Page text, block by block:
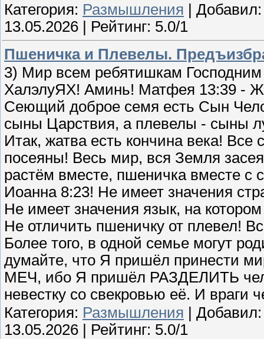
Категория: Размышления |
13.05.2026 | Рейтинг: 5.0/1
Пшеничка и Плевелы.
3) Мир всем ребятишкам
ХалэлуЯХ! Аминь! Матфея 13:39 -
Сеющий доброе семя есть Сын
сыны Царствия, а плевелы - сыны
Итак, жатва есть кончина века!
посеяны! Весь мир, вся Земля
растём вместе, пшеничка вместе
Иоанна 8:23! Не имеет значения
Не имеет значения язык, на
Не отличить пшеничку от плевел!
Более того, в одной семье могут
думайте, что Я пришёл принести
МЕЧ, ибо Я пришёл РАЗДЕЛИТЬ
невестку со свекровью её. И враги
Категория: Размышления |
13.05.2026 | Рейтинг: 5.0/1